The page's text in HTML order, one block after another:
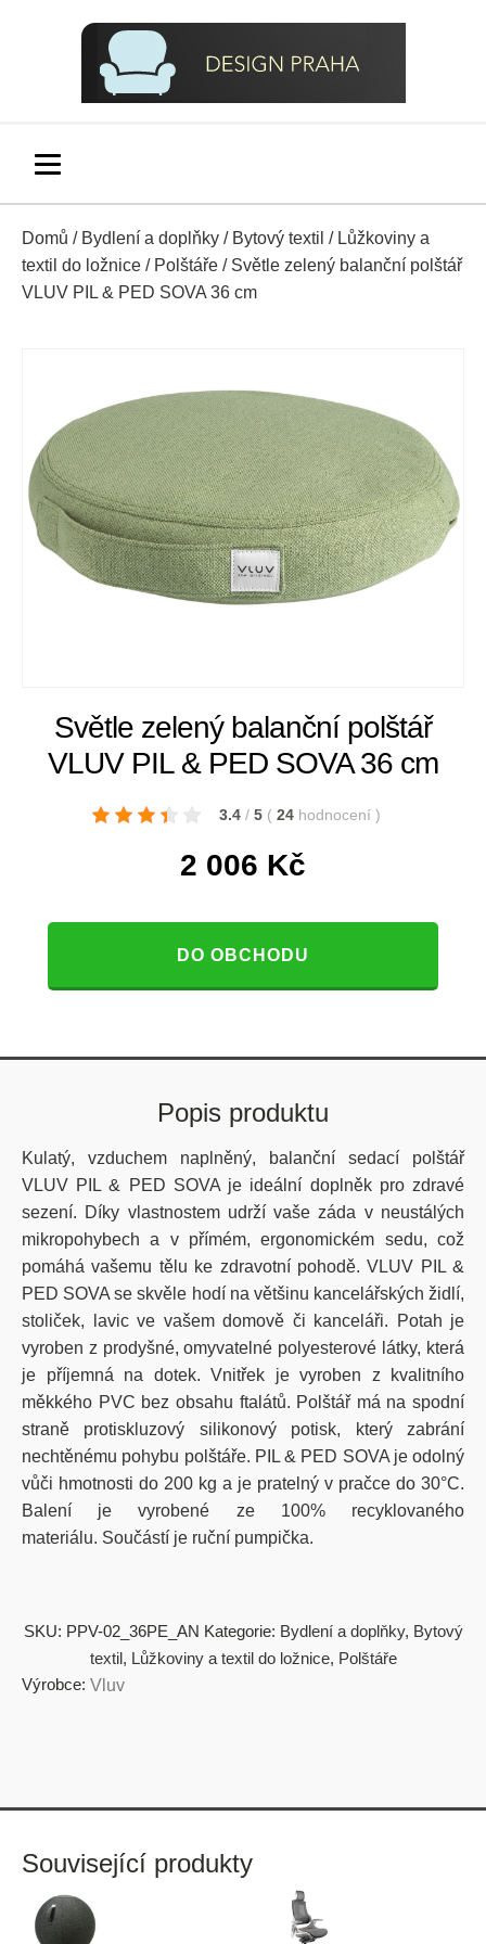
Domů / Bydlení a doplňky / Bytový textil / Lůžkoviny a
textil do ložnice / Polštáře / Světle zelený balanční polštář
VLUV PIL & PED SOVA 36 cm
Světle zelený balanční polštář
VLUV PIL & PED SOVA 36 cm
3.4 / 5 ( 24 hodnocení )
2 006 Kč
DO OBCHODU
Popis produktu
Kulatý, vzduchem naplněný, balanční sedací polštář
VLUV PIL & PED SOVA je ideální doplněk pro zdravé
sezení. Díky vlastnostem udrží vaše záda v neustálých
mikropohybech a v přímém, ergonomickém sedu, což
pomáhá vašemu tělu ke zdravotní pohodě. VLUV PIL &
PED SOVA se skvěle hodí na většinu kancelářských židlí,
stoliček, lavic ve vašem domově či kanceláři. Potah je
vyroben z prodyšné, omyvatelné polyesterové látky, která
je příjemná na dotek. Vnitřek je vyroben z kvalitního
měkkého PVC bez obsahu ftalátů. Polštář má na spodní
straně protiskluzový silikonový potisk, který zabrání
nechtěnému pohybu polštáře. PIL & PED SOVA je odolný
vůči hmotnosti do 200 kg a je pratelný v pračce do 30°C.
Balení je vyrobené ze 100% recyklovaného
materiálu. Součástí je ruční pumpička.
SKU: PPV-02_36PE_AN Kategorie: Bydlení a doplňky, Bytový
textil, Lůžkoviny a textil do ložnice, Polštáře
Výrobce: Vluv
Související produkty